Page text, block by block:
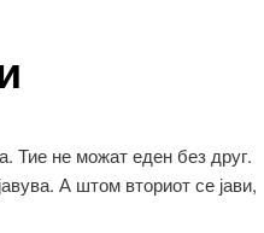
Тие не можат еден без друг.
А штом вториот се јави,